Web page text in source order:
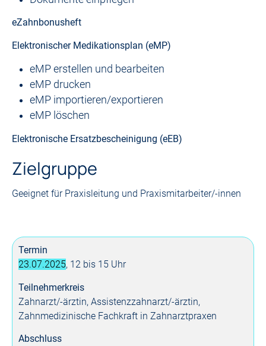
eZahnbonusheft
Elektronischer Medikationsplan (eMP)
eMP erstellen und bearbeiten
eMP drucken
eMP importieren/exportieren
eMP löschen
Elektronische Ersatzbescheinigung (eEB)
Zielgruppe
Geeignet für Praxisleitung und Praxismitarbeiter/-innen
Termin
23.07.2025, 12 bis 15 Uhr
Teilnehmerkreis
Zahnarzt/-ärztin, Assistenzzahnarzt/-ärztin,
Zahnmedizinische Fachkraft in Zahnarztpraxen
Abschluss